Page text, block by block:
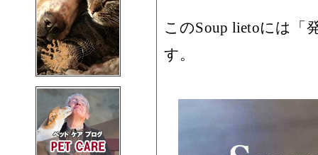
このSoup lietoには「
す。